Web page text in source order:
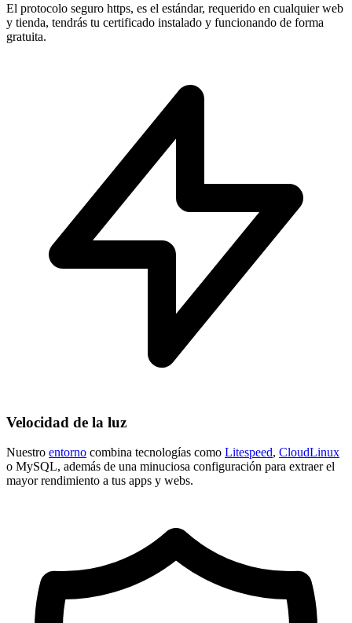
El protocolo seguro https, es el estándar, requerido en cualquier web
y tienda, tendrás tu certificado instalado y funcionando de forma
gratuita.
Velocidad de la luz
Nuestro entorno combina tecnologías como Litespeed, CloudLinux
o MySQL, además de una minuciosa configuración para extraer el
mayor rendimiento a tus apps y webs.